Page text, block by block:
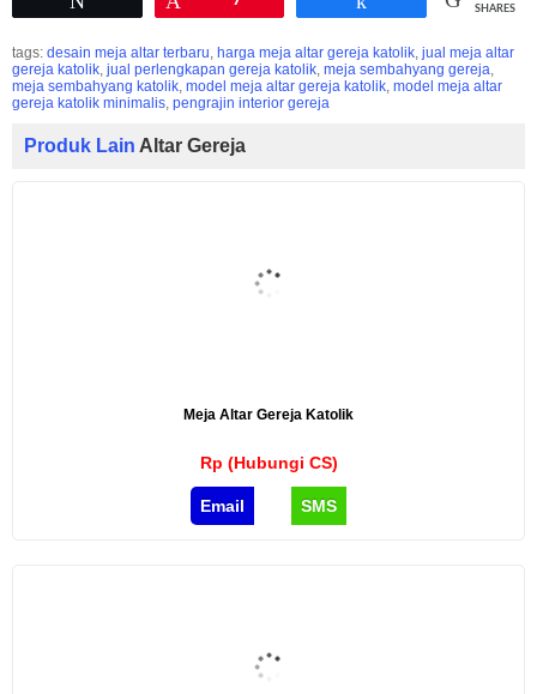
SHARES
tags: desain meja altar terbaru, harga meja altar gereja katolik, jual meja altar
gereja katolik, jual perlengkapan gereja katolik, meja sembahyang gereja,
meja sembahyang katolik, model meja altar gereja katolik, model meja altar
gereja katolik minimalis, pengrajin interior gereja
Produk Lain Altar Gereja
Meja Altar Gereja Katolik
Rp (Hubungi CS)
Email SMS